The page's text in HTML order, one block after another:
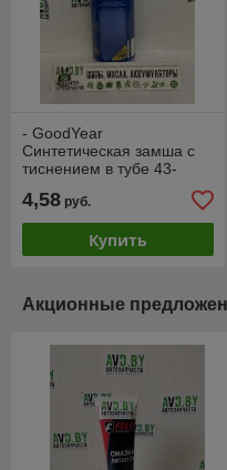
- GoodYear
Cинтетическая замша с
тиснением в тубе 43-
4,58 руб.
Купить
Акционные